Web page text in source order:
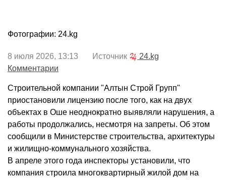
Фотографии: 24.kg
8 июля 2026, 13:13 Источник
24.kg
Комментарии
Строительной компании "Алтын Строй Групп"
приостановили лицензию после того, как на двух
объектах в Оше неоднократно выявляли нарушения, а
работы продолжались, несмотря на запреты. Об этом
сообщили в Министерстве строительства, архитектуры
и жилищно-коммунального хозяйства.
В апреле этого года инспекторы установили, что
компания строила многоквартирный жилой дом на